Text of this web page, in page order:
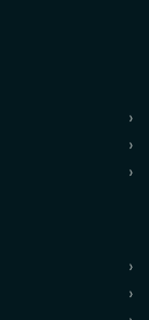
›
›
›
›
›